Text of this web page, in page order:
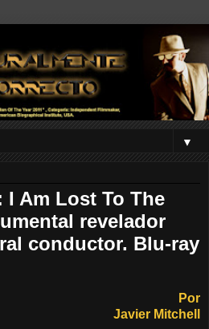
▼
Am Lost To The
revelador
conductor. Blu-ray
Por
Javier Mitchell